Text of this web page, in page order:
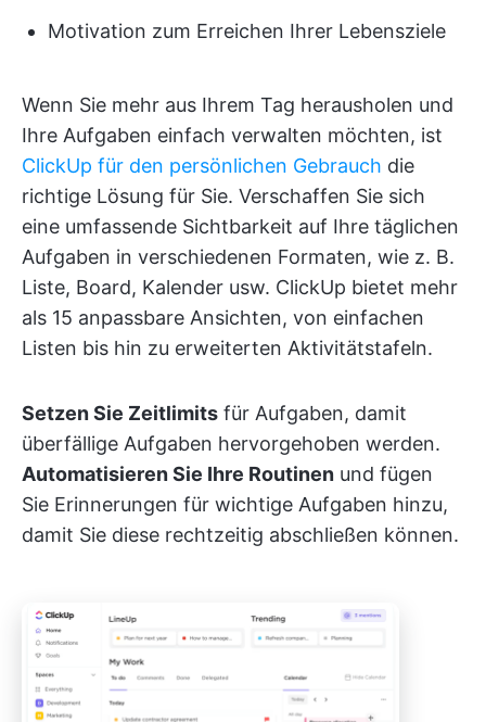
Motivation zum Erreichen Ihrer Lebensziele
Wenn Sie mehr aus Ihrem Tag herausholen und
Ihre Aufgaben einfach verwalten möchten, ist
ClickUp für den persönlichen Gebrauch die
richtige Lösung für Sie. Verschaffen Sie sich
eine umfassende Sichtbarkeit auf Ihre täglichen
Aufgaben in verschiedenen Formaten, wie z. B.
Liste, Board, Kalender usw. ClickUp bietet mehr
als 15 anpassbare Ansichten, von einfachen
Listen bis hin zu erweiterten Aktivitätstafeln.
Setzen Sie Zeitlimits für Aufgaben, damit
überfällige Aufgaben hervorgehoben werden.
Automatisieren Sie Ihre Routinen und fügen
Sie Erinnerungen für wichtige Aufgaben hinzu,
damit Sie diese rechtzeitig abschließen können.